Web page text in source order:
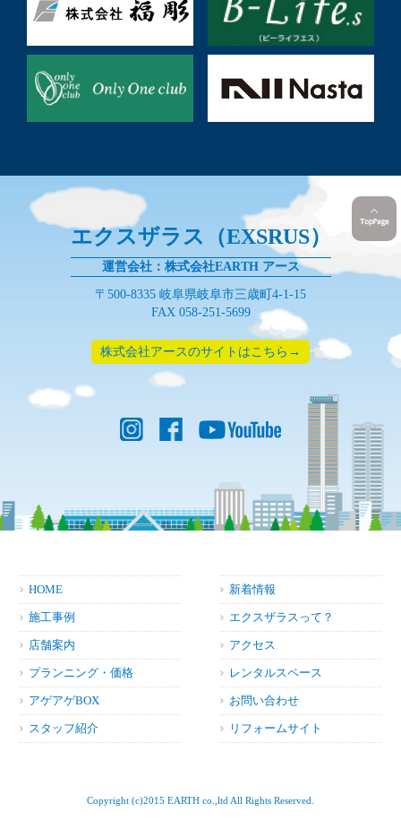
エクスザラス（EXSRUS）
運営会社：株式会社EARTH アース
〒500-8335 岐阜県岐阜市三歳町4-1-15
FAX 058-251-5699
株式会社アースのサイトはこちら→
HOME 新着情報
施工事例 エクスザラスって？
店舗案内 アクセス
プランニング・価格 レンタルスペース
アゲアゲBOX お問い合わせ
スタッフ紹介 リフォームサイト
Copyright (c)2015 EARTH co.,ltd All Rights Reserved.